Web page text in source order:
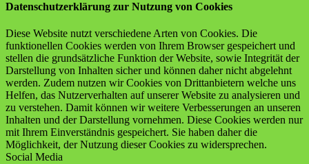
Datenschutzerklärung zur Nutzung von Cookies
Diese Website nutzt verschiedene Arten von Cookies. Die
funktionellen Cookies werden von Ihrem Browser gespeichert und
stellen die grundsätzliche Funktion der Website, sowie Integrität der
Darstellung von Inhalten sicher und können daher nicht abgelehnt
werden. Zudem nutzen wir Cookies von Drittanbietern welche uns
Helfen, das Nutzerverhalten auf unserer Website zu analysieren und
zu verstehen. Damit können wir weitere Verbesserungen an unseren
Inhalten und der Darstellung vornehmen. Diese Cookies werden nur
mit Ihrem Einverständnis gespeichert. Sie haben daher die
Möglichkeit, der Nutzung dieser Cookies zu widersprechen.
Social Media